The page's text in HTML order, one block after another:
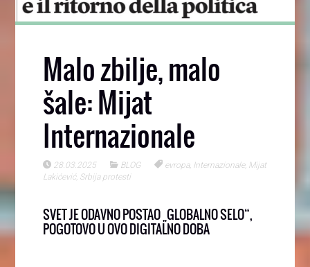
Malo zbilje, malo
šale: Mijat
Internazionale
28.03.2025 BLOG evropa, Internazionale, Mijat
Lakićević, Srbija protesti
SVET JE ODAVNO POSTAO „GLOBALNO SELO“,
POGOTOVO U OVO DIGITALNO DOBA